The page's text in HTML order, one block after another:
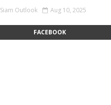
Siam Outlook Aug 10, 2025
FACEBOOK